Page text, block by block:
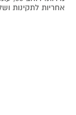
אחריות לתקינות